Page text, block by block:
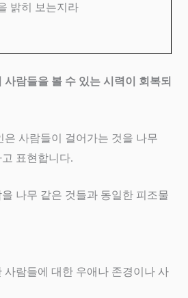
밝히 보는지라
람들을 볼 수 있는 시력이 회복되
은 사람들이 걸어가는 것을 나무
표현합니다.
나무 같은 것들과 동일한 피조물
사람들에 대한 우애나 존경이나 사